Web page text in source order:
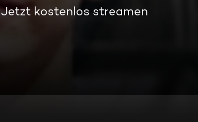
Jetzt kostenlos streamen